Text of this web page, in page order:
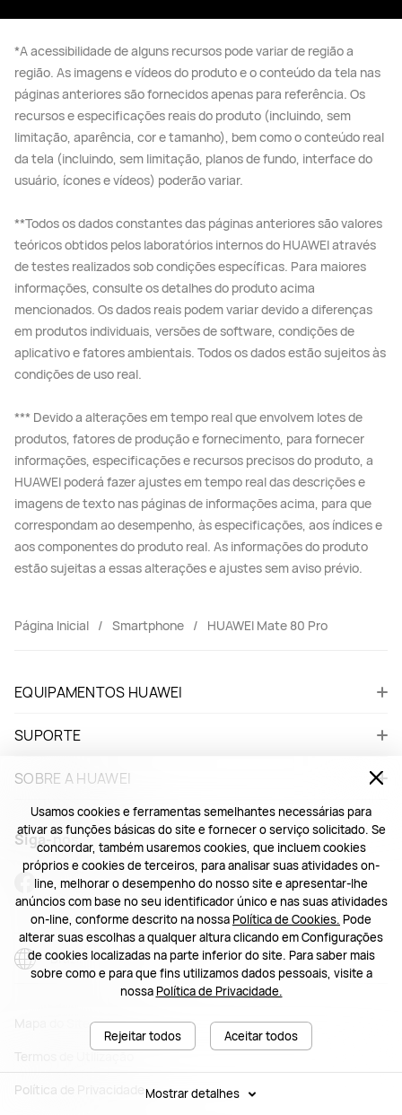
Usamos cookies e ferramentas semelhantes necessárias para
ativar as funções básicas do site e fornecer o serviço solicitado. Se
concordar, também usaremos cookies, que incluem cookies
próprios e cookies de terceiros, para analisar suas atividades on-
line, melhorar o desempenho do nosso site e apresentar-lhe
anúncios com base no seu identificador único e nas suas atividades
on-line, conforme descrito na nossaPolítica de Cookies. Pode
alterar suas escolhas a qualquer altura clicando em Configurações
de cookies localizadas na parte inferior do site. Para saber mais
sobre como e para que fins utilizamos dados pessoais, visite a
nossaPolítica de Privacidade.
Rejeitar todos Aceitar todos
Mostrar detalhes
*A acessibilidade de alguns recursos pode variar de região a
região. As imagens e vídeos do produto e o conteúdo da tela nas
páginas anteriores são fornecidos apenas para referência. Os
recursos e especificações reais do produto (incluindo, sem
limitação, aparência, cor e tamanho), bem como o conteúdo real
da tela (incluindo, sem limitação, planos de fundo, interface do
usuário, ícones e vídeos) poderão variar.
**Todos os dados constantes das páginas anteriores são valores
teóricos obtidos pelos laboratórios internos do HUAWEI através
de testes realizados sob condições específicas. Para maiores
informações, consulte os detalhes do produto acima
mencionados. Os dados reais podem variar devido a diferenças
em produtos individuais, versões de software, condições de
aplicativo e fatores ambientais. Todos os dados estão sujeitos às
condições de uso real.
*** Devido a alterações em tempo real que envolvem lotes de
produtos, fatores de produção e fornecimento, para fornecer
informações, especificações e recursos precisos do produto, a
HUAWEI poderá fazer ajustes em tempo real das descrições e
imagens de texto nas páginas de informações acima, para que
correspondam ao desempenho, às especificações, aos índices e
aos componentes do produto real. As informações do produto
estão sujeitas a essas alterações e ajustes sem aviso prévio.
Página Inicial Smartphone HUAWEI Mate 80 Pro
EQUIPAMENTOS HUAWEI
SUPORTE
SOBRE A HUAWEI
Siga-nos
Mapa do Site
Termos de Utilização
Política de Privacidade
Brazil - Português